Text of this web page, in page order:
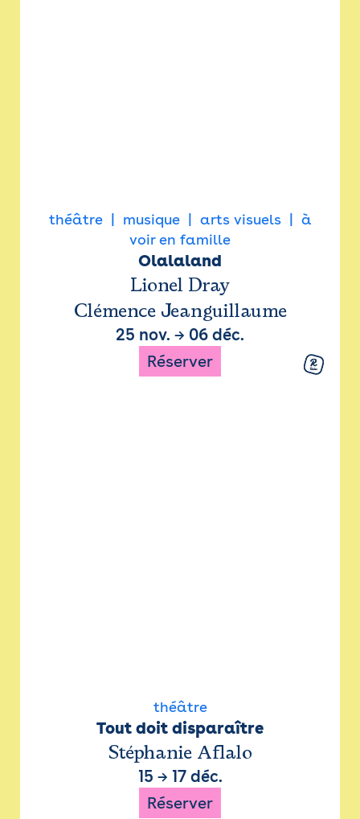
théâtre musique arts visuels
à
voir en famille
Olalaland
Lionel Dray
Clémence Jeanguillaume
25 nov. → 06 déc.
Réserver
théâtre
Tout doit disparaître
Stéphanie Aflalo
15 → 17 déc.
Réserver